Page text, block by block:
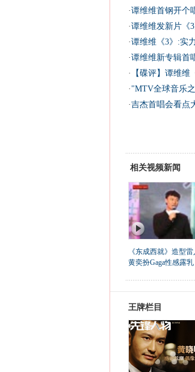
·谭维维首钢开个
·谭维维发新片《
·谭维维《3》:实
·谭维维新专辑首
· 【碟评】谭维
· "MTV全球音乐
·吉杰首唱会看点
相关视频新闻
《东成西就》造型雷
黄奕扮Gaga性感露乳
王牌栏目